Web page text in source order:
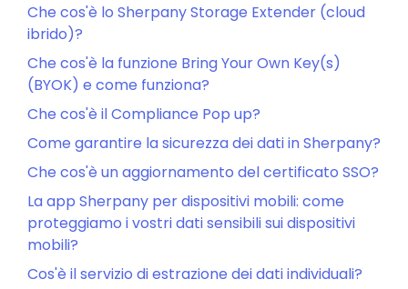
Che cos'è lo Sherpany Storage Extender (cloud
ibrido)?
Che cos'è la funzione Bring Your Own Key(s)
(BYOK) e come funziona?
Che cos'è il Compliance Pop up?
Come garantire la sicurezza dei dati in Sherpany?
Che cos'è un aggiornamento del certificato SSO?
La app Sherpany per dispositivi mobili: come
proteggiamo i vostri dati sensibili sui dispositivi
mobili?
Cos'è il servizio di estrazione dei dati individuali?